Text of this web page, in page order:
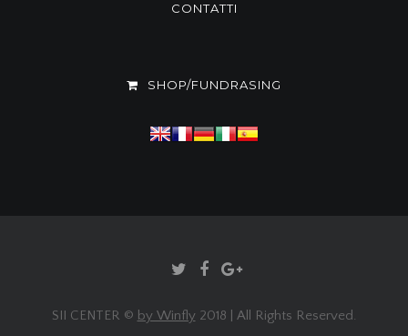
CONTATTI
SHOP/FUNDRASING
SII CENTER © by Winfly2018 | All Rights Reserved.